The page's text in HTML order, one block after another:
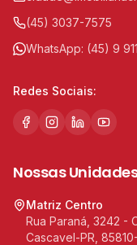
(45) 3037-7575
WhatsApp: (45) 9
Redes Sociais:
Nossas
Matriz Centro
Rua Paraná, 3242 -
Cascavel-PR,